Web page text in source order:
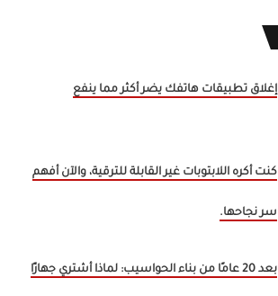
إغلاق تطبيقات هاتفك يضر أكثر مما ينفع
كنت أكره اللابتوبات غير القابلة للترقية، والآن أفهم
سر نجاحها.
بعد 20 عامًا من بناء الحواسيب: لماذا أشتري جهازًا